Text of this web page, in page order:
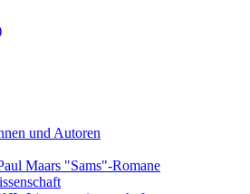
und Autoren
Maars "Sams"-Romane